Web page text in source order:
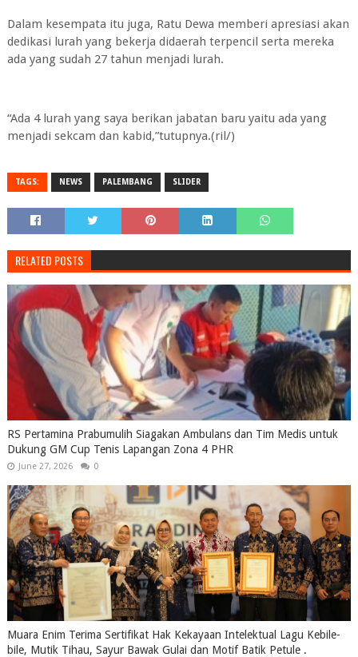
Dalam kesempata itu juga, Ratu Dewa memberi apresiasi akan
dedikasi lurah yang bekerja didaerah terpencil serta mereka
ada yang sudah 27 tahun menjadi lurah.
“Ada 4 lurah yang saya berikan jabatan baru yaitu ada yang
menjadi sekcam dan kabid,”tutupnya.(ril/)
TAGS: NEWS PALEMBANG SLIDER
RELATED POSTS
RS Pertamina Prabumulih Siagakan Ambulans dan Tim Medis untuk
Dukung GM Cup Tenis Lapangan Zona 4 PHR
June 27, 2026 0
Muara Enim Terima Sertifikat Hak Kekayaan Intelektual Lagu Kebile-
bile, Mutik Tihau, Sayur Bawak Gulai dan Motif Batik Petule .